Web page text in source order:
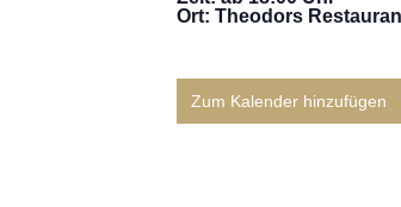
Ort: Theodors
Zum Kalender hinzufügen